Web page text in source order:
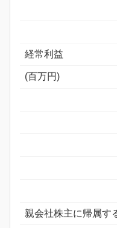
経常利益
(百万円)
親会社株主に帰属す